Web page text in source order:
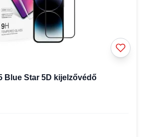
Blue Star 5D kijelzővédő